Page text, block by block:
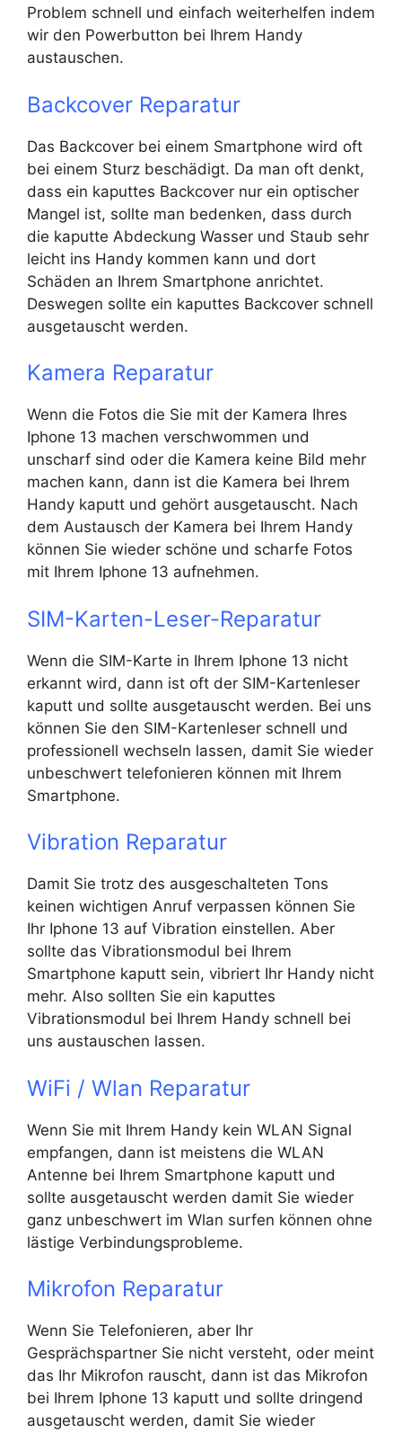
Problem schnell und einfach weiterhelfen indem
wir den Powerbutton bei Ihrem Handy
austauschen.
Backcover Reparatur
Das Backcover bei einem Smartphone wird oft
bei einem Sturz beschädigt. Da man oft denkt,
dass ein kaputtes Backcover nur ein optischer
Mangel ist, sollte man bedenken, dass durch
die kaputte Abdeckung Wasser und Staub sehr
leicht ins Handy kommen kann und dort
Schäden an Ihrem Smartphone anrichtet.
Deswegen sollte ein kaputtes Backcover schnell
ausgetauscht werden.
Kamera Reparatur
Wenn die Fotos die Sie mit der Kamera Ihres
Iphone 13 machen verschwommen und
unscharf sind oder die Kamera keine Bild mehr
machen kann, dann ist die Kamera bei Ihrem
Handy kaputt und gehört ausgetauscht. Nach
dem Austausch der Kamera bei Ihrem Handy
können Sie wieder schöne und scharfe Fotos
mit Ihrem Iphone 13 aufnehmen.
SIM-Karten-Leser-Reparatur
Wenn die SIM-Karte in Ihrem Iphone 13 nicht
erkannt wird, dann ist oft der SIM-Kartenleser
kaputt und sollte ausgetauscht werden. Bei uns
können Sie den SIM-Kartenleser schnell und
professionell wechseln lassen, damit Sie wieder
unbeschwert telefonieren können mit Ihrem
Smartphone.
Vibration Reparatur
Damit Sie trotz des ausgeschalteten Tons
keinen wichtigen Anruf verpassen können Sie
Ihr Iphone 13 auf Vibration einstellen. Aber
sollte das Vibrationsmodul bei Ihrem
Smartphone kaputt sein, vibriert Ihr Handy nicht
mehr. Also sollten Sie ein kaputtes
Vibrationsmodul bei Ihrem Handy schnell bei
uns austauschen lassen.
WiFi / Wlan Reparatur
Wenn Sie mit Ihrem Handy kein WLAN Signal
empfangen, dann ist meistens die WLAN
Antenne bei Ihrem Smartphone kaputt und
sollte ausgetauscht werden damit Sie wieder
ganz unbeschwert im Wlan surfen können ohne
lästige Verbindungsprobleme.
Mikrofon Reparatur
Wenn Sie Telefonieren, aber Ihr
Gesprächspartner Sie nicht versteht, oder meint
das Ihr Mikrofon rauscht, dann ist das Mikrofon
bei Ihrem Iphone 13 kaputt und sollte dringend
ausgetauscht werden, damit Sie wieder